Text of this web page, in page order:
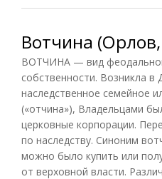
Вотчина
ВОТЧИНА — вид
собственности. Возникла в
наследственное семейное
(«отчина»), Владельцами
церковные корпорации.
по наследству. Синоним
можно было купить или
от верховной власти.